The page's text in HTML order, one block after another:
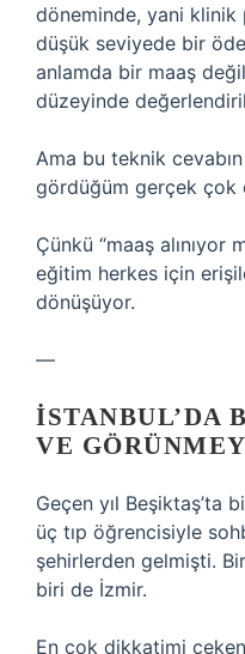
döneminde, yani
düşük seviyede bir
anlamda bir maaş
düzeyinde
Ama bu teknik
gördüğüm gerçek çok
Çünkü “maaş alınıyor
eğitim herkes için
dönüşüyor.
—
İSTANBUL’DA
VE
Geçen yıl Beşiktaş’ta
üç tıp öğrencisiyle
şehirlerden gelmişti.
biri de İzmir.
En çok dikkatimi